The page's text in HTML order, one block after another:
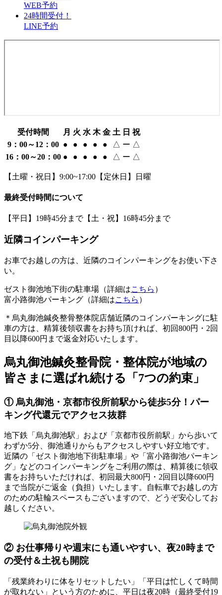
WEB予約
24時間受付！
LINE予約
受付時間 月 火 水 木 金 土 日 祝
9：00～12：00 ● ● ● ● ● △ ー △
16：00～20：00 ● ● ● ● ● △ ー △
【土曜・祝日】9:00~17:00【定休日】日曜
最終受付時間について
【平日】19時45分まで【土・祝】16時45分まで
近隣コインパーキング
お車でお越しの方は、近隣のコインパーキングをお使い下さ
い。
ゼスト御池地下街の駐車場（詳細はこちら ）
富小路御池パーキング（詳細はこちら ）
＊烏丸御池鍼灸整骨整体院店舗近隣のコインパーキングに駐
車の方は、精算後領収書をお持ち頂ければ、初回800円・2回
目以降600円まで返金対応いたします。
烏丸御池鍼灸整骨院・整体院が地域の
皆さまに選ばれ続ける「7つの約束」
① 烏丸御池・京都市役所前駅から徒歩5分！パー
キング代還元でアクセス抜群
地下鉄「烏丸御池駅」および「京都市役所前駅」から歩いて
わずか5分、御池通りからもアクセスしやすい好立地です。
近隣の「ゼスト御池地下街駐車場」や「富小路御池パーキン
グ」などのコインパーキングをご利用の際は、精算後に領収
書をお持ちいただければ、初回最大800円・2回目以降600円
まで当院がご返金（負担）いたします。自転車でお越しの方
のための駐輪スペースもございますので、どうぞ安心してお
越しください。
② お仕事帰りや週末にも通いやすい、夜20時まで
の受付＆土祝も開院
「残業終わりに体をリセットしたい」「平日は忙しくて時間
が取れない」という方のために、平日は夜20時（最終受付19